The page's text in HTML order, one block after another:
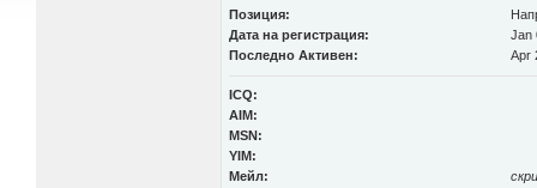
Позиция:
Дата на регистрация:
Jan
Последно Активен:
Apr
ICQ:
AIM:
MSN:
YIM:
Мейл: